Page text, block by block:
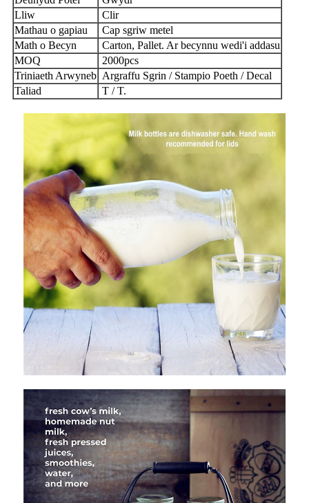
Lliw
Clir
Mathau o gapiau
Cap sgriw metel
Math o Becyn
Carton, Pallet. Ar becynnu wedi'i addasu
MOQ
2000pcs
Triniaeth Arwyneb Argraffu Sgrin / Stampio Poeth / Decal
Taliad
T / T.